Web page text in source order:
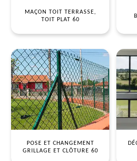
MAÇON TOIT TERRASSE,
TOIT PLAT 60
POSE ET CHANGEMENT
GRILLAGE ET CLÔTURE 60